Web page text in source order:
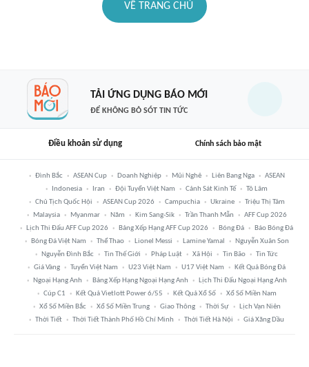
VỀ TRANG CHỦ
TẢI ỨNG DỤNG BÁO MỚI
ĐỂ KHÔNG BỎ SÓT TIN TỨC
Điều khoản sử dụng Chính sách bảo mật
Đình Bắc ASEAN Cup Doanh Nghiệp Mũi Nghê Liên Bang Nga
ASEAN
Indonesia
Iran Đội Tuyển Việt Nam Cảnh Sát Kinh Tế
Tô Lâm
Chủ Tịch Quốc Hội
ASEAN Cup 2026 Campuchia Ukraine
Triệu Thị Tâm
Malaysia
Myanmar Năm Kim Sang-Sik Trần Thanh Mẫn
AFF Cup 2026
Lịch Thi Đấu AFF Cup 2026
Bảng Xếp Hạng AFF Cup 2026 Bóng Đá
Báo Bóng Đá
Bóng Đá Việt Nam
Thể Thao Lionel Messi Lamine Yamal
Nguyễn Xuân Son
Nguyễn Đình Bắc
Tin Thế Giới Pháp Luật Xã Hội Tin Bão
Tin Tức
Giá Vàng
Tuyển Việt Nam U23 Việt Nam U17 Việt Nam
Kết Quả Bóng Đá
Ngoại Hạng Anh
Bảng Xếp Hạng Ngoại Hạng Anh
Lịch Thi Đấu Ngoại Hạng Anh
Cúp C1
Kết Quả Vietlott Power 6/55 Kết Quả Xổ Số
Xổ Số Miền Nam
Xổ Số Miền Bắc
Xổ Số Miền Trung Giao Thông Thời Sự
Lịch Vạn Niên
Thời Tiết
Thời Tiết Thành Phố Hồ Chí Minh Thời Tiết Hà Nội Giá Xăng Dầu